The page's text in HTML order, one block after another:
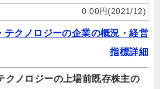
0.00円(2021/12)
テクノロジーの企業の概況・経営
指標詳細
クノロジーの上場前既存株主の